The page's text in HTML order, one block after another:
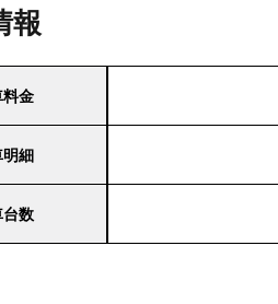
報
金
細
数